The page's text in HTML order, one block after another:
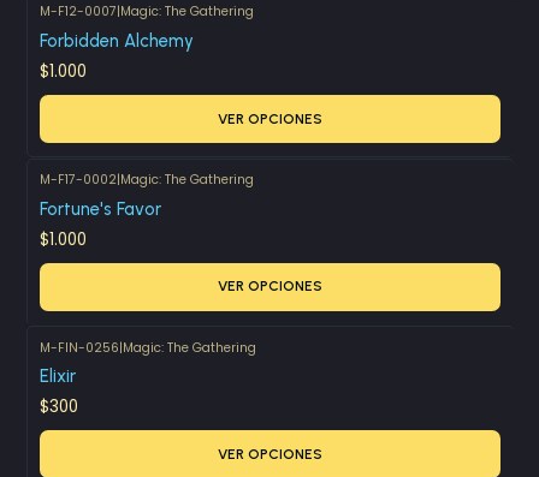
M-F12-0007|Magic: The Gathering
Forbidden Alchemy
$1.000
VER OPCIONES
M-F17-0002|Magic: The Gathering
Fortune's Favor
$1.000
VER OPCIONES
M-FIN-0256|Magic: The Gathering
Elixir
$300
VER OPCIONES